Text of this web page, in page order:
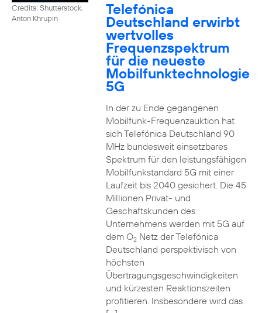
Credits: Shutterstock,
Anton Khrupin
Telefónica
Deutschland erwirbt
wertvolles
Frequenzspektrum
für die neueste
Mobilfunktechnologie
5G
In der zu Ende gegangenen
Mobilfunk-Frequenzauktion hat
sich Telefónica Deutschland 90
MHz bundesweit einsetzbares
Spektrum für den leistungsfähigen
Mobilfunkstandard 5G mit einer
Laufzeit bis 2040 gesichert. Die 45
Millionen Privat- und
Geschäftskunden des
Unternehmens werden mit 5G auf
dem O2Netz der Telefónica
Deutschland perspektivisch von
höchsten
Übertragungsgeschwindigkeiten
und kürzesten Reaktionszeiten
profitieren. Insbesondere wird das